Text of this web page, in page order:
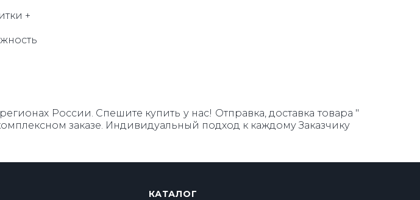
+
России. Спешите купить у нас! Отправка, доставка товара "
заказе. Индивидуальный подход к каждому Заказчику
КАТАЛОГ